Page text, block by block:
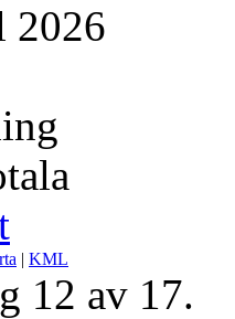
2026
| KML
12 av 17.